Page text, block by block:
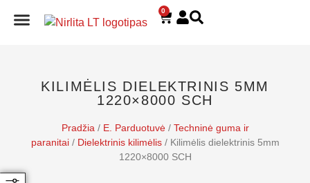
0
KILIMĖLIS DIELEKTRINIS 5MM
1220×8000 SCH
Pradžia / E. Parduotuvė/ Techninė guma ir
paranitai/ Dielektrinis kilimėlis/ Kilimėlis dielektrinis 5mm
1220×8000 SCH